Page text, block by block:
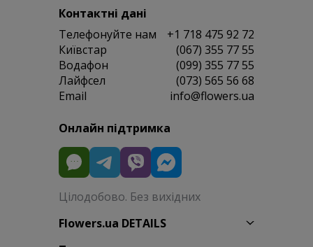
Контактні дані
Телефонуйте нам
+1 718 475 92 72
Київстар
(067) 355 77 55
Водафон
(099) 355 77 55
Лайфсел
(073) 565 56 68
Email
info@flowers.ua
Онлайн підтримка
Цілодобово. Без вихідних
Flowers.ua DETAILS